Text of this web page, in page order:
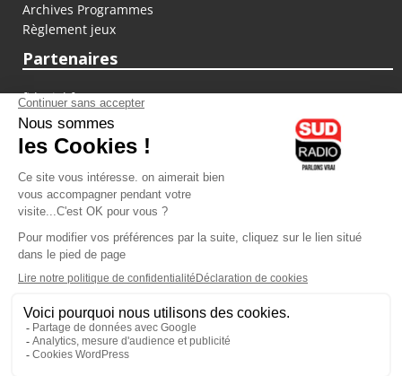
Archives Programmes
Règlement jeux
Partenaires
fiducial.fr
lyoncapitale.fr
olympique-et-lyonnais.com
L'application Iphone / Android
Téléchargez l'application
Les cookies
Gestion des cookies
Crédit photos : ©Sud Radio / Pierre Olivier